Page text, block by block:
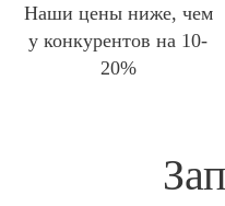
Наши цены ниже, чем
у конкурентов на 10-
20%